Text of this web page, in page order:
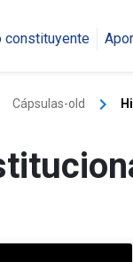
constituyente
Cápsulas-old keyboard_arrow_right